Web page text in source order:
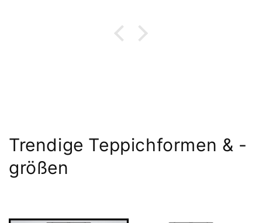
Trendige Teppichformen & -
größen